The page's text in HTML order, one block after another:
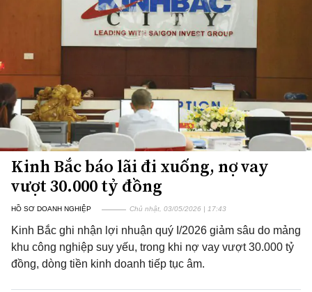
Kinh Bắc báo lãi đi xuống, nợ vay
vượt 30.000 tỷ đồng
HỒ SƠ DOANH NGHIỆP Chủ nhật, 03/05/2026 | 17:43
Kinh Bắc ghi nhận lợi nhuận quý I/2026 giảm sâu do mảng
khu công nghiệp suy yếu, trong khi nợ vay vượt 30.000 tỷ
đồng, dòng tiền kinh doanh tiếp tục âm.